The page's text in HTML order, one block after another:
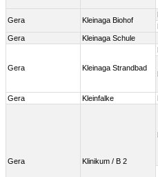
Gera Kleinaga Biohof
Gera
Kleinaga Schule
Gera Kleinaga Strandbad
Gera Kleinfalke
Gera Klinikum / B 2